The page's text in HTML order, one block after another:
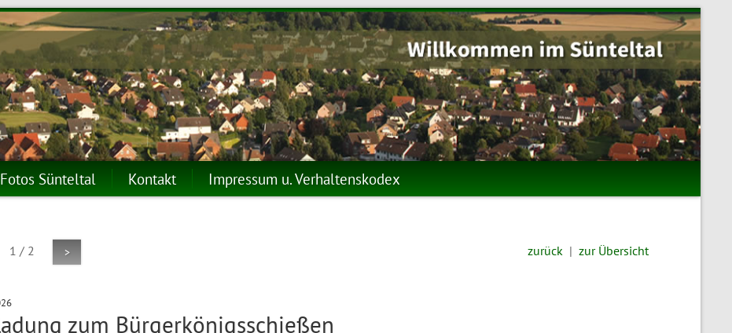
Fotos Sünteltal Kontakt Impressum u. Verhaltenskodex
1 / 2 > zurück | zur Übersicht
zum Bürgerkönigsschießen